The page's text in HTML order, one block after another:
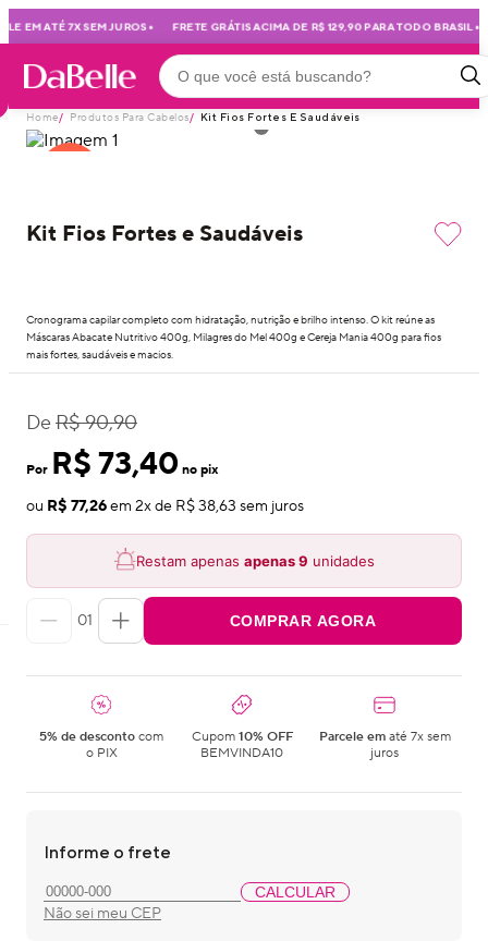
EM ATÉ 7X SEM JUROS• FRETE GRÁTIS ACIMA DE R$ 129,90 PARA TODO BRASIL•
Home/ Produtos Para Cabelos/ Kit Fios Fortes E Saudáveis
Kit Fios Fortes e Saudáveis
Cronograma capilar completo com hidratação, nutrição e brilho intenso. O kit reúne as
Máscaras Abacate Nutritivo 400g, Milagres do Mel 400g e Cereja Mania 400g para fios
mais fortes, saudáveis e macios.
De R$ 90,90
Por R$ 73,40 no pix
ou R$ 77,26em 2x de R$ 38,63 sem juros
Restam apenas apenas9 unidades
01 COMPRAR AGORA
5% de desconto com
o PIX
Cupom 10% OFF
BEMVINDA10
Parcele ematé 7x sem
juros
Informe o frete
CALCULAR
Não sei meu CEP